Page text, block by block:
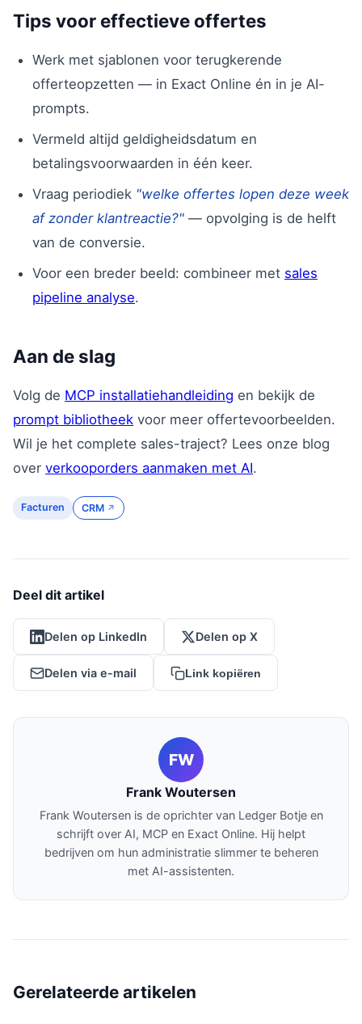
Tips voor effectieve offertes
Werk met sjablonen voor terugkerende
offerteopzetten — in Exact Online én in je AI-
prompts.
Vermeld altijd geldigheidsdatum en
betalingsvoorwaarden in één keer.
Vraag periodiek "welke offertes lopen deze week
af zonder klantreactie?" — opvolging is de helft
van de conversie.
Voor een breder beeld: combineer met sales
pipeline analyse.
Aan de slag
Volg de MCP installatiehandleiding en bekijk de
prompt bibliotheek voor meer offertevoorbeelden.
Wil je het complete sales-traject? Lees onze blog
over verkooporders aanmaken met AI.
Facturen CRM
Deel dit artikel
Delen op LinkedIn Delen op X
Delen via e-mail Link kopiëren
FW
Frank Woutersen
Frank Woutersen is de oprichter van Ledger Botje en
schrijft over AI, MCP en Exact Online. Hij helpt
bedrijven om hun administratie slimmer te beheren
met AI-assistenten.
Gerelateerde artikelen